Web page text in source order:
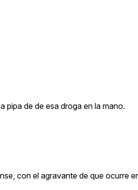
pipa de de esa droga en la mano.
con el agravante de que ocurre